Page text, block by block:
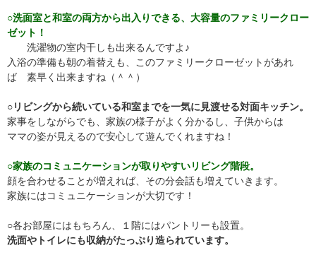
○洗面室と和室の両方から出入りできる、大容量のファミリークロー
ゼット！
洗濯物の室内干しも出来るんですよ♪
入浴の準備も朝の着替えも、このファミリークローゼットがあれ
ば 素早く出来ますね（＾＾）
○リビングから続いている和室までを一気に見渡せる対面キッチン。
家事をしながらでも、家族の様子がよく分かるし、子供からは
ママの姿が見えるので安心して遊んでくれますね！
○家族のコミュニケーションが取りやすいリビング階段。
顔を合わせることが増えれば、その分会話も増えていきます。
家族にはコミュニケーションが大切です！
○各お部屋にはもちろん、１階にはパントリーも設置。
洗面やトイレにも収納がたっぷり造られています。